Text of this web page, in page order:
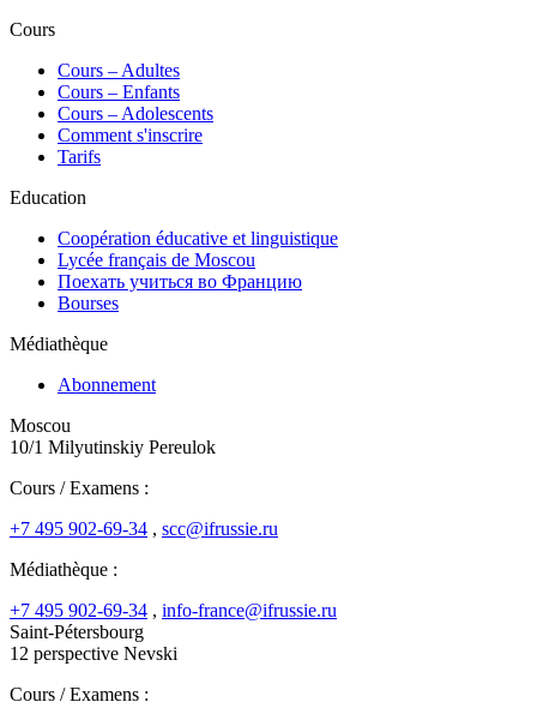
Cours
Сours – Adultes
Cours – Enfants
Cours – Adolescents
Comment s'inscrire
Tarifs
Education
Coopération éducative et linguistique
Lycée français de Moscou
Поехать учиться во Францию
Bourses
Médiathèque
Abonnement
Moscou
10/1 Milyutinskiy Pereulok
Cours / Examens :
+7 495 902-69-34 , scc@ifrussie.ru
Médiathèque :
+7 495 902-69-34 , info-france@ifrussie.ru
Saint-Pétersbourg
12 perspective Nevski
Cours / Examens :